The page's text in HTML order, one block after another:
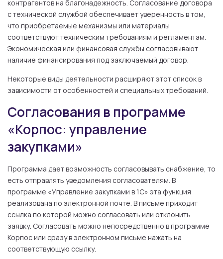
контрагентов на благонадежность. Согласование договора
с технической службой обеспечивает уверенность в том,
что приобретаемые механизмы или материалы
соответствуют техническим требованиям и регламентам.
Экономическая или финансовая службы согласовывают
наличие финансирования под заключаемый договор.
Некоторые виды деятельности расширяют этот список в
зависимости от особенностей и специальных требований.
Согласования в программе
«Корпос: управление
закупками»
Программа дает возможность согласовывать снабжение, то
есть отправлять уведомления согласователям. В
программе «Управление закупками в 1С» эта функция
реализована по электронной почте. В письме приходит
ссылка по которой можно согласовать или отклонить
заявку. Согласовать можно непосредственно в программе
Корпос или сразу в электронном письме нажать на
соответствующую ссылку.